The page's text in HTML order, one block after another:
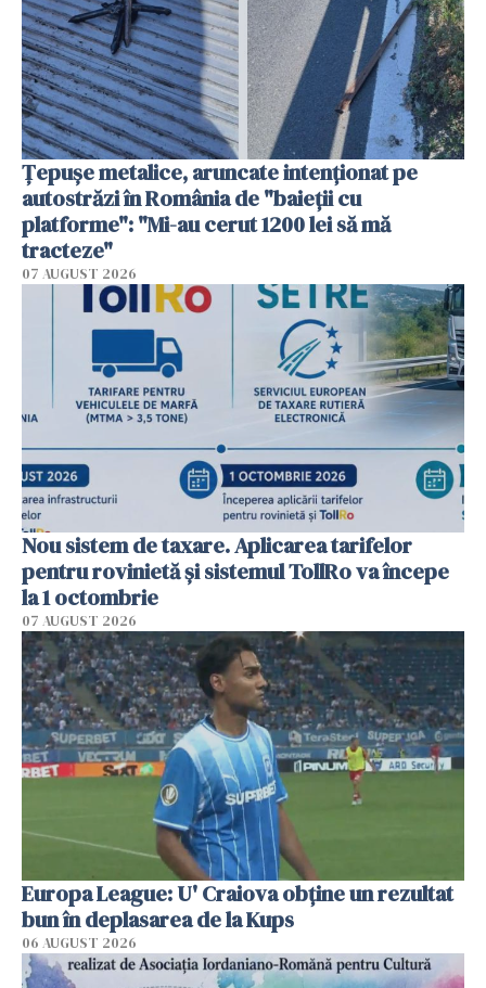
Țepușe metalice, aruncate intenționat pe
autostrăzi în România de "baieții cu
platforme": "Mi-au cerut 1200 lei să mă
tracteze"
07 AUGUST 2026
Nou sistem de taxare. Aplicarea tarifelor
pentru rovinietă şi sistemul TollRo va începe
la 1 octombrie
07 AUGUST 2026
Europa League: U' Craiova obține un rezultat
bun în deplasarea de la Kups
06 AUGUST 2026